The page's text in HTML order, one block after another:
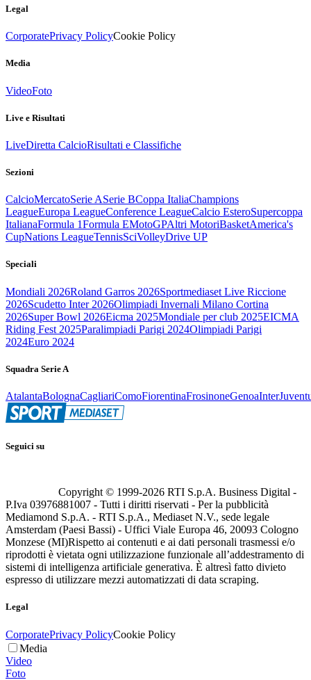
Legal
CorporatePrivacy PolicyCookie Policy
Media
VideoFoto
Live e Risultati
LiveDiretta CalcioRisultati e Classifiche
Sezioni
CalcioMercatoSerie ASerie BCoppa ItaliaChampions
LeagueEuropa LeagueConference LeagueCalcio EsteroSupercoppa
ItalianaFormula 1Formula EMotoGPAltri MotoriBasketAmerica's
CupNations LeagueTennisSciVolleyDrive UP
Speciali
Mondiali 2026Roland Garros 2026Sportmediaset Live Riccione
2026Scudetto Inter 2026Olimpiadi Invernali Milano Cortina
2026Super Bowl 2026Eicma 2025Mondiale per club 2025EICMA
Riding Fest 2025Paralimpiadi Parigi 2024Olimpiadi Parigi
2024Euro 2024
Squadra Serie A
AtalantaBolognaCagliariComoFiorentinaFrosinoneGenoaInter
Seguici su
Copyright © 1999-2026 RTI S.p.A. Business Digital -
P.Iva 03976881007 - Tutti i diritti riservati - Per la pubblicità
Mediamond S.p.A. - RTI S.p.A., Mediaset N.V., sede legale
Amsterdam (Paesi Bassi) - Uffici Viale Europa 46, 20093 Cologno
Monzese (MI)Rispetto ai contenuti e ai dati personali trasmessi e/o
riprodotti è vietata ogni utilizzazione funzionale all’addestramento di
sistemi di intelligenza artificiale generativa. È altresì fatto divieto
espresso di utilizzare mezzi automatizzati di data scraping.
Legal
CorporatePrivacy PolicyCookie Policy
Media
Video
Foto